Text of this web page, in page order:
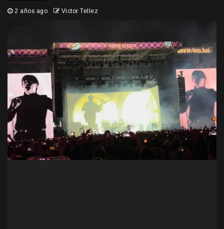
2 años ago Victor Tellez